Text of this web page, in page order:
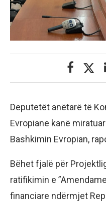
Deputetët anëtarë të
Evropiane kanë
Bashkimin Evropian,
Bëhet fjalë për
ratifikimin e
financiare ndërmjet